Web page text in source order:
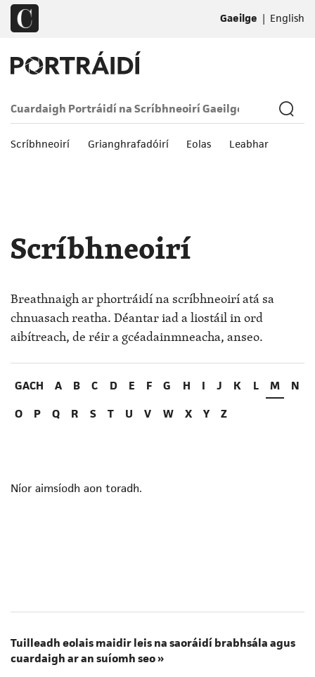
Gaeilge | English
Scríbhneoirí Grianghrafadóirí Eolas Leabhar
Scríbhneoirí
Breathnaigh ar phortráidí na scríbhneoirí atá sa
chnuasach reatha. Déantar iad a liostáil in ord
aibítreach, de réir a gcéadainmneacha, anseo.
GACH A B C D E F G H I J K L M
N
O
P Q R S T U V W X Y Z
Níor aimsíodh aon toradh.
Tuilleadh eolais maidir leis na saoráidí brabhsála agus
cuardaigh ar an suíomh seo »